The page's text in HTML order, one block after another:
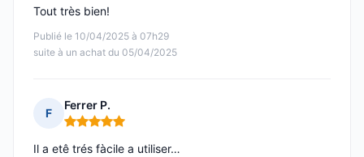
Publié le 10/04/2025 à 07h29
suite à un achat du 05/04/2025
Tout très bien!
F
Ferrer P.
Note : 5 sur 5
Il a etê trés fàcile a utiliser…